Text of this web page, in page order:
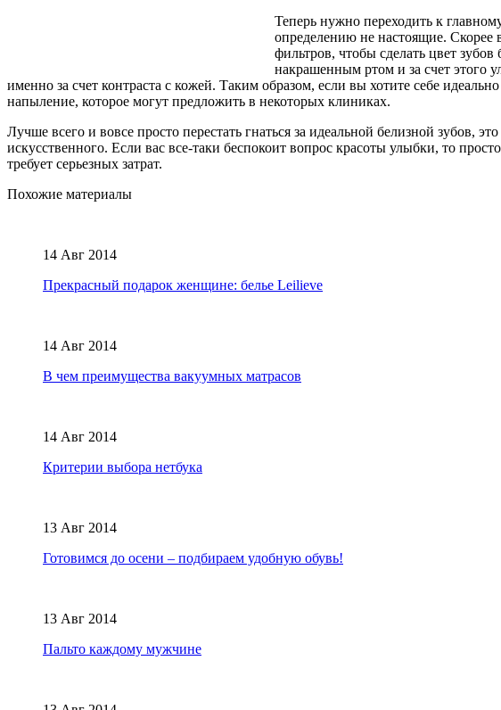
Теперь нужно переходить к
определению не настоящие. Скорее
фильтров, чтобы сделать цвет
накрашенным ртом и за счет этого
именно за счет контраста с кожей. Таким образом, если вы хотите себе
напыление, которое могут предложить в некоторых клиниках.
Лучше всего и вовсе просто перестать гнаться за идеальной белизной зубов,
искусственного. Если вас все-таки беспокоит вопрос красоты улыбки, то
требует серьезных затрат.
Похожие материалы
14 Авг 2014
Прекрасный подарок женщине: белье Leilieve
14 Авг 2014
В чем преимущества вакуумных матрасов
14 Авг 2014
Критерии выбора нетбука
13 Авг 2014
Готовимся до осени – подбираем удобную обувь!
13 Авг 2014
Пальто каждому мужчине